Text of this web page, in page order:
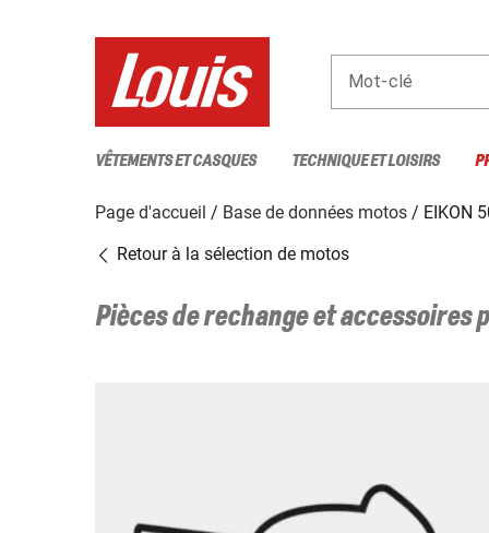
Mot-clé
VÊTEMENTS ET CASQUES TECHNIQUE ET LOISIRS
Page d'accueil Base de données motos
EIKON
Retour à la sélection de motos
Pièces de rechange et accessoires